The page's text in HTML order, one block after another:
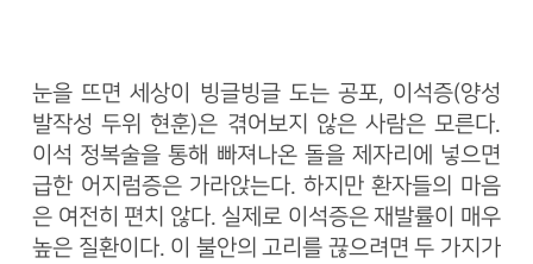
눈을 뜨면 세상이 빙글빙글 도는 공포, 이석증(양성
발작성 두위 현훈)은 겪어보지 않은 사람은 모른다.
이석 정복술을 통해 빠져나온 돌을 제자리에 넣으면
급한 어지럼증은 가라앉는다. 하지만 환자들의 마음
은 여전히 편치 않다. 실제로 이석증은 재발률이 매우
높은 질환이다. 이 불안의 고리를 끊으려면 두 가지가